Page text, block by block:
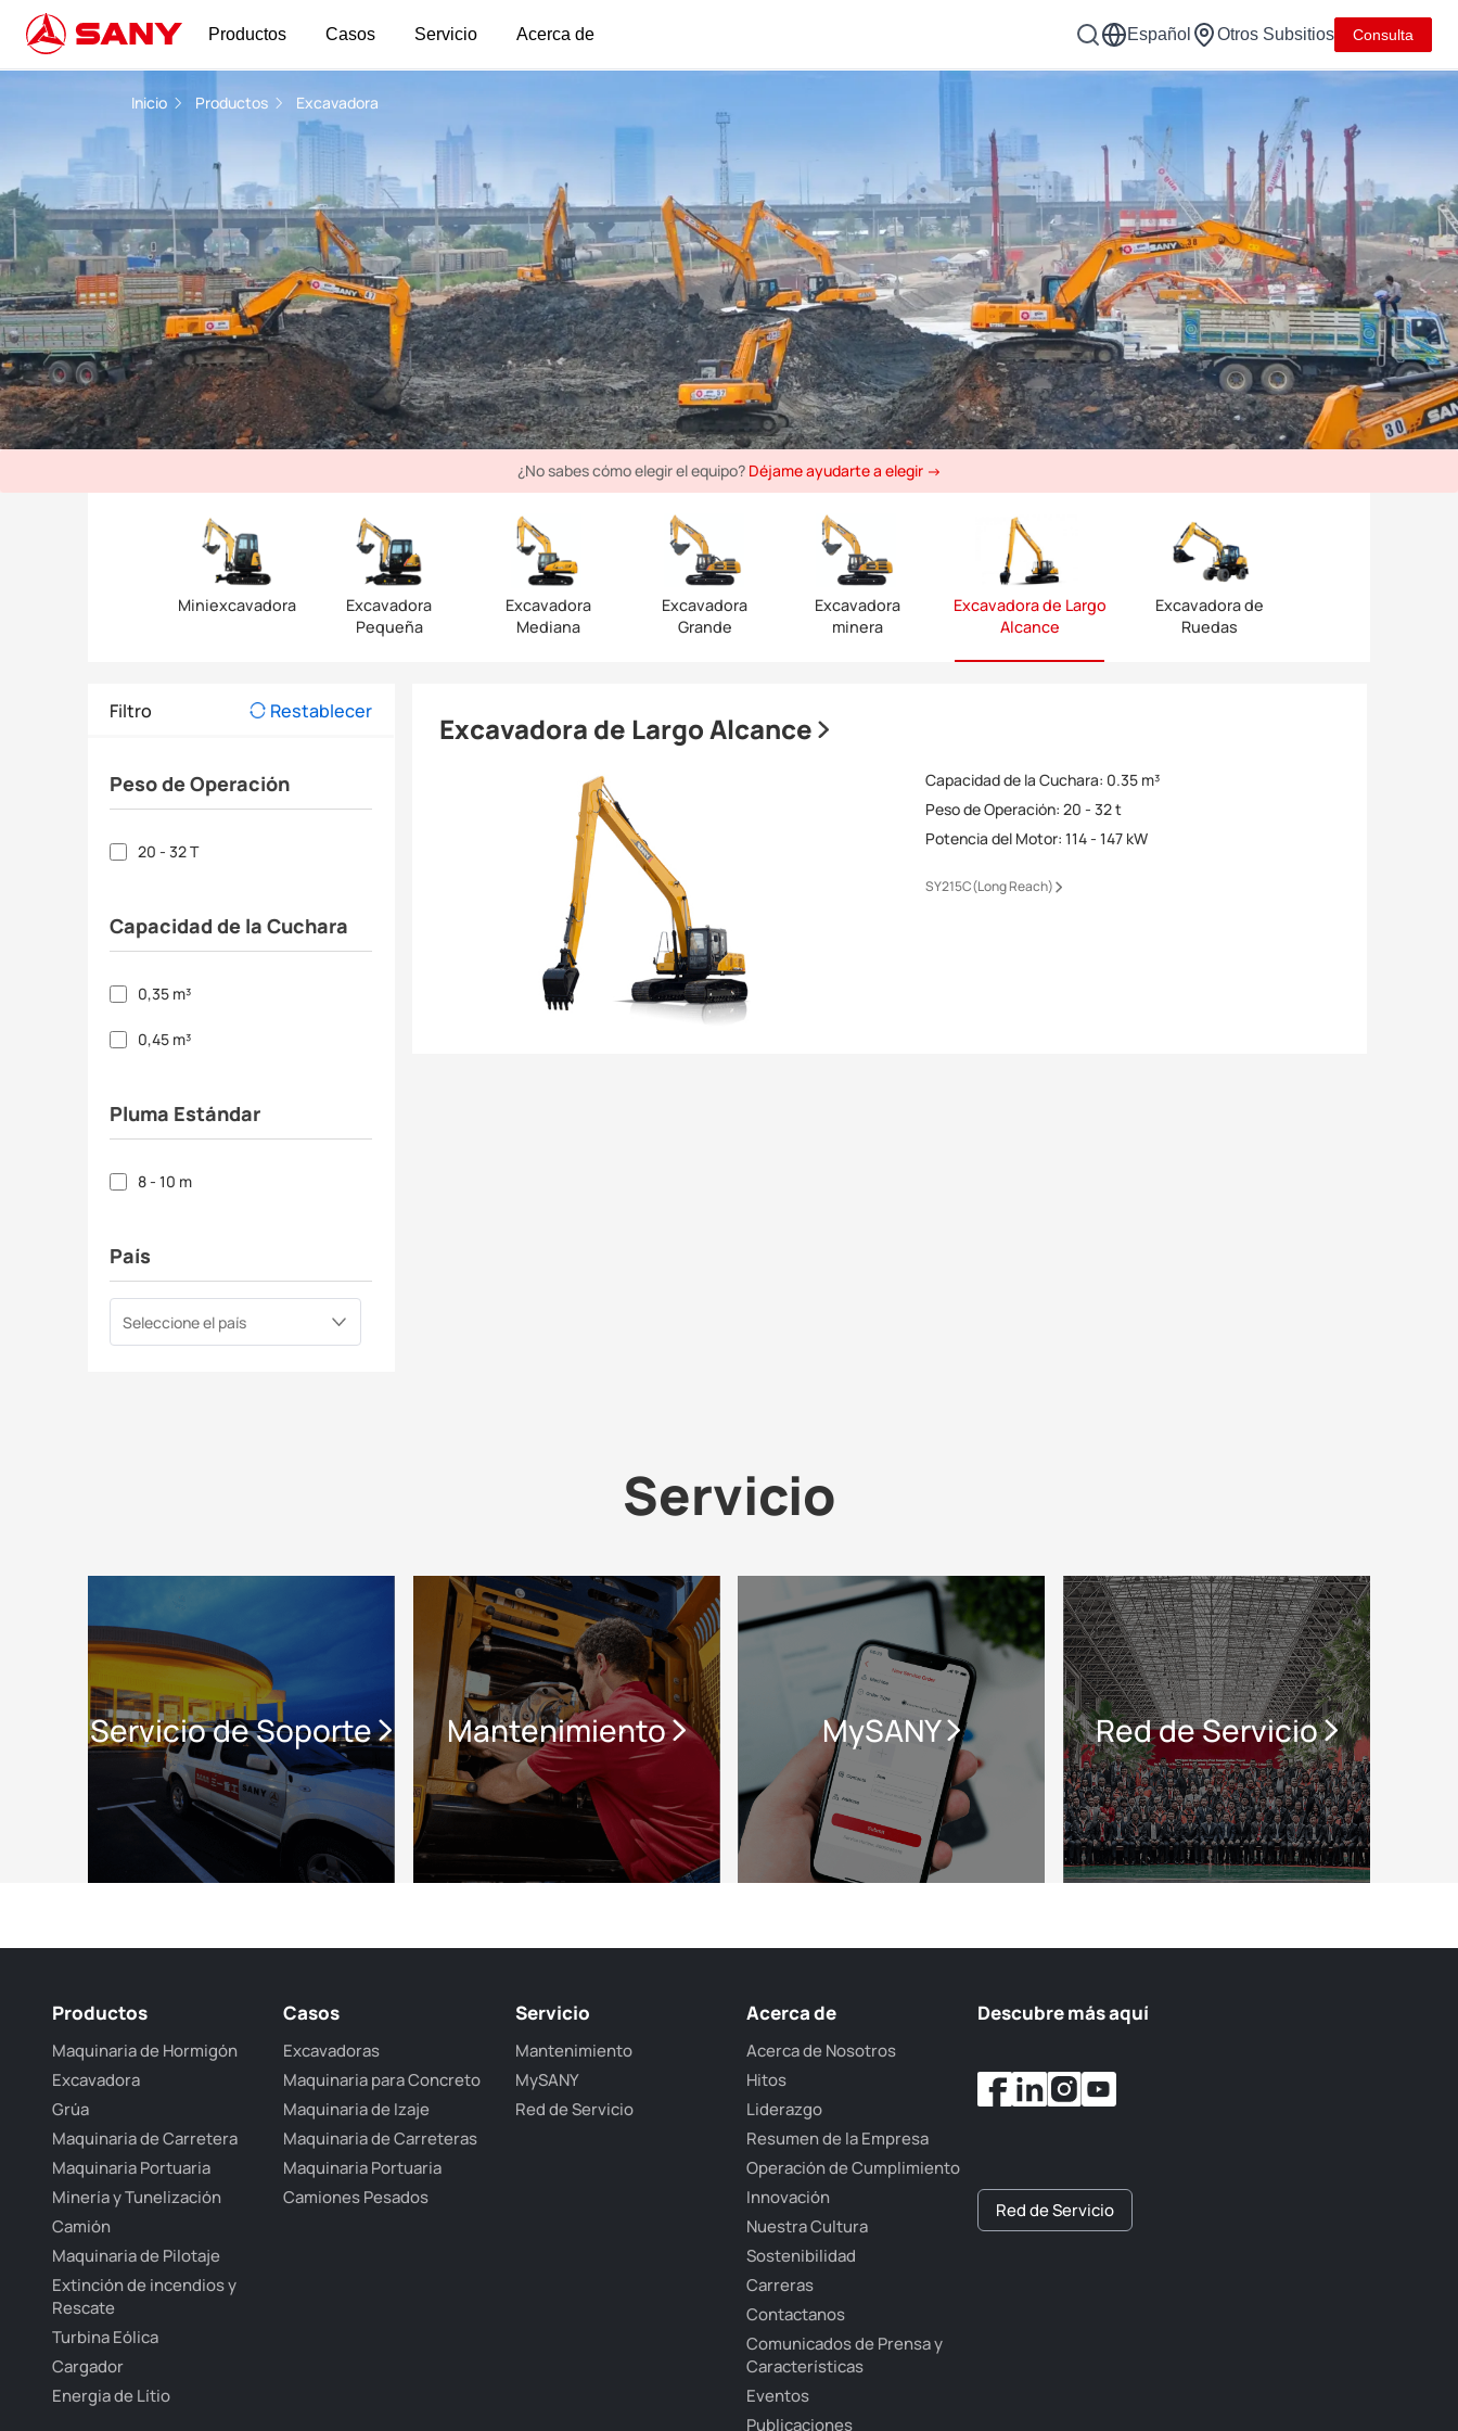
Productos Casos Servicio Acerca de Español Otros Subsitios Consulta
Inicio Productos Excavadora
¿No sabes cómo elegir el equipo? Déjame ayudarte a elegir →
Miniexcavadora
Excavadora
Pequeña
Excavadora
Mediana
Excavadora
Grande
Excavadora
minera
Excavadora de Largo
Alcance
Excavadora de
Ruedas
Filtro Restablecer
Peso de Operación
20 - 32 T
Capacidad de la Cuchara
0,35 m³
0,45 m³
Pluma Estándar
8 - 10 m
País
Excavadora de Largo Alcance
Capacidad de la Cuchara: 0.35 m³
Peso de Operación:20 - 32 t
Potencia del Motor:114 - 147 kW
SY215C(Long Reach)
Servicio
Servicio de Soporte Mantenimiento MySANY Red de Servicio
Productos
Maquinaria de Hormigón
Excavadora
Grúa
Maquinaria de Carretera
Maquinaria Portuaria
Minería y Tunelización
Camión
Maquinaria de Pilotaje
Extinción de incendios y
Rescate
Turbina Eólica
Cargador
Energia de Lítio
Casos
Excavadoras
Maquinaria para Concreto
Maquinaria de Izaje
Maquinaria de Carreteras
Maquinaria Portuaria
Camiones Pesados
Servicio
Mantenimiento
MySANY
Red de Servicio
Acerca de
Acerca de Nosotros
Hitos
Liderazgo
Resumen de la Empresa
Operación de Cumplimiento
Innovación
Nuestra Cultura
Sostenibilidad
Carreras
Contactanos
Comunicados de Prensa y
Características
Eventos
Publicaciones
Descubre más aquí
Red de Servicio